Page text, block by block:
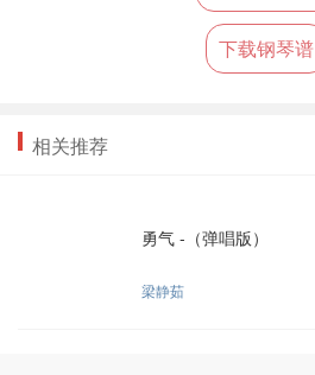
下载钢琴谱
相关推荐
勇气 -（弹唱版）
梁静茹